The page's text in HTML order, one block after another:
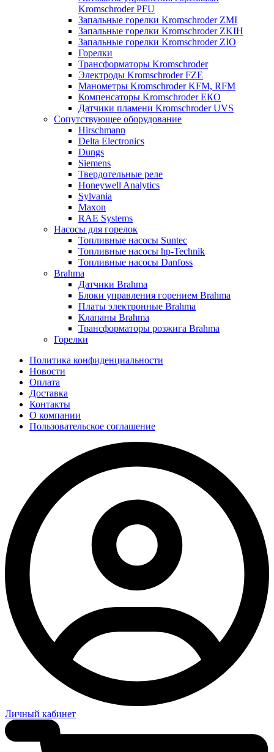
Kromschroder PFU
Запальные горелки Kromschroder ZМI
Запальные горелки Kromschroder ZKIH
Запальные горелки Kromschroder ZIO
Горелки
Трансформаторы Kromschroder
Электроды Kromschroder FZE
Манометры Kromschroder KFM, RFM
Компенсаторы Kromschroder ЕКО
Датчики пламени Kromschroder UVS
Сопутствующее оборудование
Hirschmann
Delta Electronics
Dungs
Siemens
Твердотельные реле
Honeywell Analytics
Sylvania
Maxon
RAE Systems
Насосы для горелок
Топливные насосы Suntec
Топливные насосы hp-Technik
Топливные насосы Danfoss
Brahma
Датчики Brahma
Блоки управления горением Brahma
Платы электронные Brahma
Клапаны Brahma
Трансформаторы розжига Brahma
Горелки
Политика конфиденциальности
Новости
Оплата
Доставка
Контакты
О компании
Пользовательское соглашение
Личный кабинет